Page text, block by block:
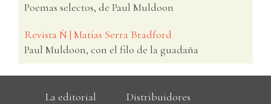
Poemas selectos, de Paul Muldoon
Revista Ñ | Matías Serra Bradford
Paul Muldoon, con el filo de la guadaña
La editorial
Distribuidores